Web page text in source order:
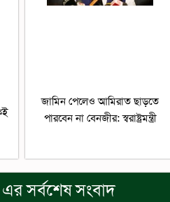
জামিন পেলেও আমিরাত ছাড়তে
পারবেন না বেনজীর: স্বরাষ্ট্রমন্ত্রী
সর্বশেষ সংবাদ